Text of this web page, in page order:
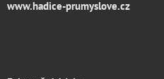
www.hadice-prumyslove.cz